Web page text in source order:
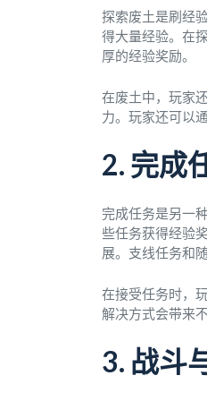
探索废土是刷经
得大量经验。在
厚的经验奖励。
在废土中，玩家
力。玩家还可以
2. 完成
完成任务是另一
些任务获得经验
展。支线任务和
在接受任务时，
解决方式会带来
3. 战斗